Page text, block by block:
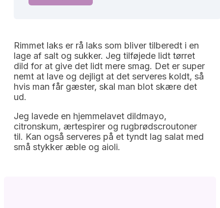
Rimmet laks er rå laks som bliver tilberedt i en
lage af salt og sukker. Jeg tilføjede lidt tørret
dild for at give det lidt mere smag. Det er super
nemt at lave og dejligt at det serveres koldt, så
hvis man får gæster, skal man blot skære det
ud.
Jeg lavede en hjemmelavet dildmayo,
citronskum, ærtespirer og rugbrødscroutoner
til. Kan også serveres på et tyndt lag salat med
små stykker æble og aioli.